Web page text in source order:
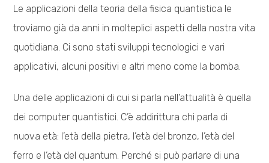
Le applicazioni della teoria della fisica quantistica le
troviamo già da anni in molteplici aspetti della nostra vita
quotidiana. Ci sono stati sviluppi tecnologici e vari
applicativi, alcuni positivi e altri meno come la bomba.
Una delle applicazioni di cui si parla nell’attualità è quella
dei computer quantistici. C’è addirittura chi parla di
nuova età: l’età della pietra, l’età del bronzo, l’età del
ferro e l’età del quantum. Perché si può parlare di una